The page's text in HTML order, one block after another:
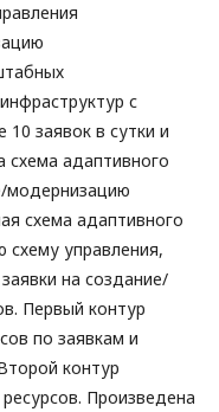
с
заявок в сутки и
схема адаптивного
модернизацию
схема адаптивного
схему управления,
на создание/
Первый контур
по заявкам и
контур
Произведена